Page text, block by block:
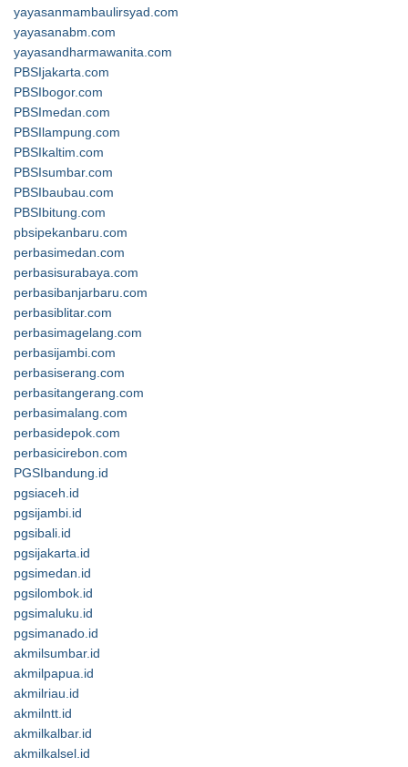
yayasanmambaulirsyad.com
yayasanabm.com
yayasandharmawanita.com
PBSIjakarta.com
PBSIbogor.com
PBSImedan.com
PBSIlampung.com
PBSIkaltim.com
PBSIsumbar.com
PBSIbaubau.com
PBSIbitung.com
pbsipekanbaru.com
perbasimedan.com
perbasisurabaya.com
perbasibanjarbaru.com
perbasiblitar.com
perbasimagelang.com
perbasijambi.com
perbasiserang.com
perbasitangerang.com
perbasimalang.com
perbasidepok.com
perbasicirebon.com
PGSIbandung.id
pgsiaceh.id
pgsijambi.id
pgsibali.id
pgsijakarta.id
pgsimedan.id
pgsilombok.id
pgsimaluku.id
pgsimanado.id
akmilsumbar.id
akmilpapua.id
akmilriau.id
akmilntt.id
akmilkalbar.id
akmilkalsel.id